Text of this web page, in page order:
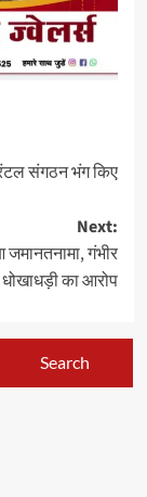
संगठन भंग किए
Next:
गंभीर
धोखाधड़ी का आरोप